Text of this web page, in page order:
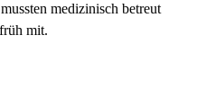
medizinisch betreut
mit.